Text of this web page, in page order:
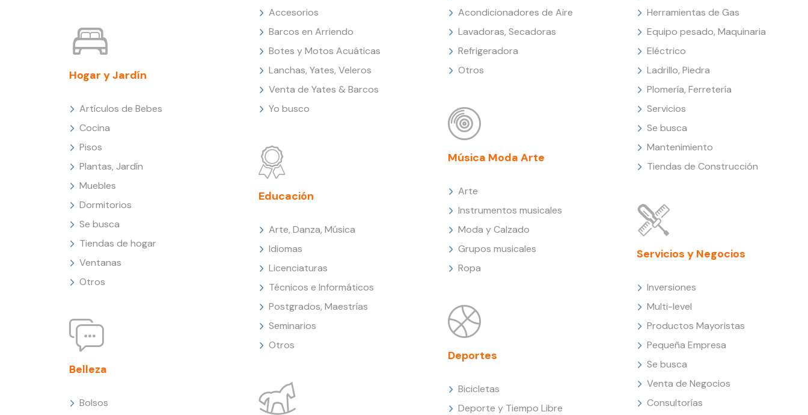
Hogar y Jardín
Artículos de Bebes
Cocina
Pisos
Plantas, Jardín
Muebles
Dormitorios
Se busca
Tiendas de hogar
Ventanas
Otros
Belleza
Bolsos
Accesorios
Barcos en Arriendo
Botes y Motos Acuáticas
Lanchas, Yates, Veleros
Venta de Yates & Barcos
Yo busco
Educación
Arte, Danza, Música
Idiomas
Licenciaturas
Técnicos e Informáticos
Postgrados, Maestrías
Seminarios
Otros
Acondicionadores de Aire
Lavadoras, Secadoras
Refrigeradora
Otros
Música Moda Arte
Arte
Instrumentos musicales
Moda y Calzado
Grupos musicales
Ropa
Deportes
Bicicletas
Deporte y Tiempo Libre
Herramientas de Gas
Equipo pesado, Maquinaria
Eléctrico
Ladrillo, Piedra
Plomería, Ferretería
Servicios
Se busca
Mantenimiento
Tiendas de Construcción
Servicios y Negocios
Inversiones
Multi-level
Productos Mayoristas
Pequeña Empresa
Se busca
Venta de Negocios
Consultorías